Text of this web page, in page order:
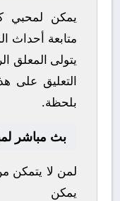
يمكن لمحبي
متابعة أحداث
يتولى المعلق
التعليق على
بلحظة.
بث مباشر
لمن لا يتمكن